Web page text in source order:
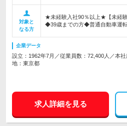
対象と
なる方
★未経験入社90％以上★【未経験
◆39歳までの方◆普通自動車運転
企業データ
設立：1962年7月／従業員数：72,400人／本
地：東京都
求人詳細を見る